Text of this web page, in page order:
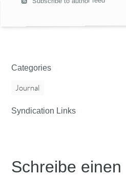
Categories
Journal
Syndication Links
Schreibe